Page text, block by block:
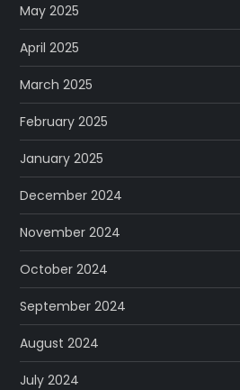
May 2025
April 2025
March 2025
February 2025
January 2025
December 2024
November 2024
October 2024
September 2024
August 2024
July 2024